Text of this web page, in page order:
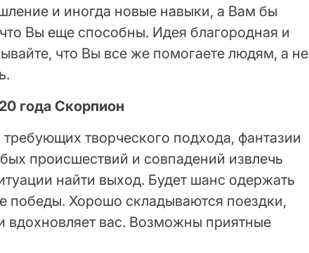
и иногда новые навыки, а Вам бы
Вы еще способны. Идея благородная и
что Вы все же помогаете людям, а не
года Скорпион
творческого подхода, фантазии
происшествий и совпадений извлечь
найти выход. Будет шанс одержать
победы. Хорошо складываются поездки,
вдохновляет вас. Возможны приятные